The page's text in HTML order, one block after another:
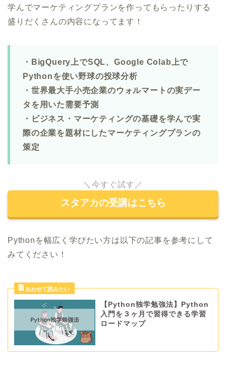
学んでマーケティングプランを作ってもらったりする
盛りだくさんの内容になってます！
・BigQuery上でSQL、Google Colab上で
Pythonを使い野球の投球分析
・世界最大手小売企業のウォルマートの実デー
タを用いた需要予測
・ビジネス・マーケティングの基礎を学んで実
際の企業を題材にしたマーケティングプランの
策定
＼今すぐ試す／
スタアカの受講はこちら
Pythonを幅広く学びたい方は以下の記事を参考にして
みてください！
【Python独学勉強法】Python
入門を３ヶ月で習得できる学習
ロードマップ